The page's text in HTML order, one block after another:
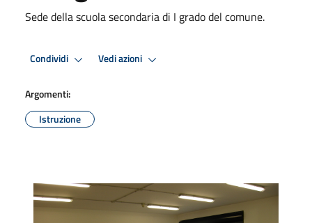
Sede della scuola secondaria di I grado del comune.
Condividi Vedi azioni
Argomenti:
Istruzione